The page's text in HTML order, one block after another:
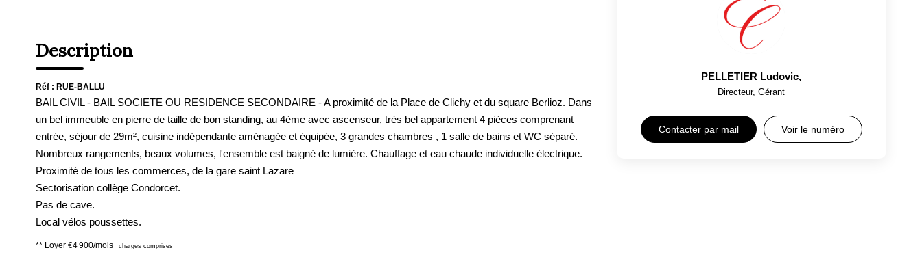
Description
Réf : RUE-BALLU
BAIL CIVIL - BAIL SOCIETE OU RESIDENCE SECONDAIRE - A proximité de la Place de Clichy et du square Berlioz. Dans
un bel immeuble en pierre de taille de bon standing, au 4ème avec ascenseur, très bel appartement 4 pièces comprenant
entrée, séjour de 29m², cuisine indépendante aménagée et équipée, 3 grandes chambres , 1 salle de bains et WC séparé.
Nombreux rangements, beaux volumes, l'ensemble est baigné de lumière. Chauffage et eau chaude individuelle électrique.
Proximité de tous les commerces, de la gare saint Lazare
Sectorisation collège Condorcet.
Pas de cave.
Local vélos poussettes.
** Loyer €4 900/mois charges comprises
PELLETIER Ludovic,
Directeur, Gérant
Contacter par mail Voir le numéro